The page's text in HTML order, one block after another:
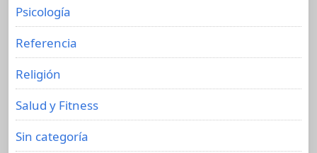
Psicología
Referencia
Religión
Salud y Fitness
Sin categoría